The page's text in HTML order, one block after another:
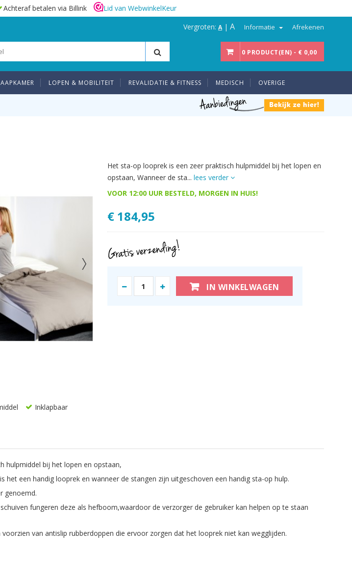
Achteraf betalen via Billink Lid van WebwinkelKeur
Vergroten: A| A Informatie Afrekenen
0 PRODUCT(EN) - € 0,00
LOPEN & MOBILITEIT REVALIDATIE & FITNESS MEDISCH OVERIGE
Het sta-op looprek is een zeer praktisch hulpmiddel bij het lopen en
opstaan, Wanneer de sta... lees verder
VOOR 12:00 UUR BESTELD, MORGEN IN HUIS!
€ 184,95
IN WINKELWAGEN
Inklapbaar
hulpmiddel bij het lopen en opstaan,
het een handig looprek en wanneer de stangen zijn uitgeschoven een handig sta-op hulp.
genoemd.
fungeren deze als hefboom,waardoor de verzorger de gebruiker kan helpen op te staan
van antislip rubberdoppen die ervoor zorgen dat het looprek niet kan wegglijden.